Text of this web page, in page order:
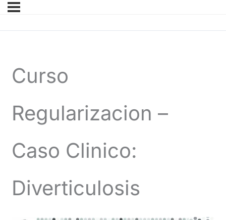
Curso
Regularizacion –
Caso Clinico:
Diverticulosis